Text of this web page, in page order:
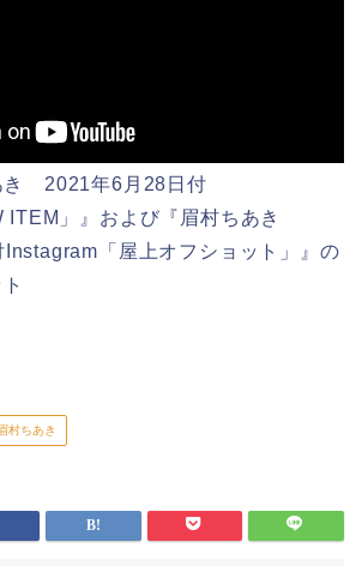
き 2021年6月28日付
ITEM」』および『眉村ちあき
「屋上オフショット」』の
村ちあき